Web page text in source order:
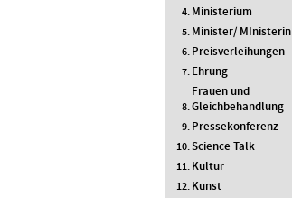
Ministerium
Minister/ MInisterin
Preisverleihungen
Ehrung
Frauen und
Gleichbehandlung
Pressekonferenz
Science Talk
Kultur
Kunst